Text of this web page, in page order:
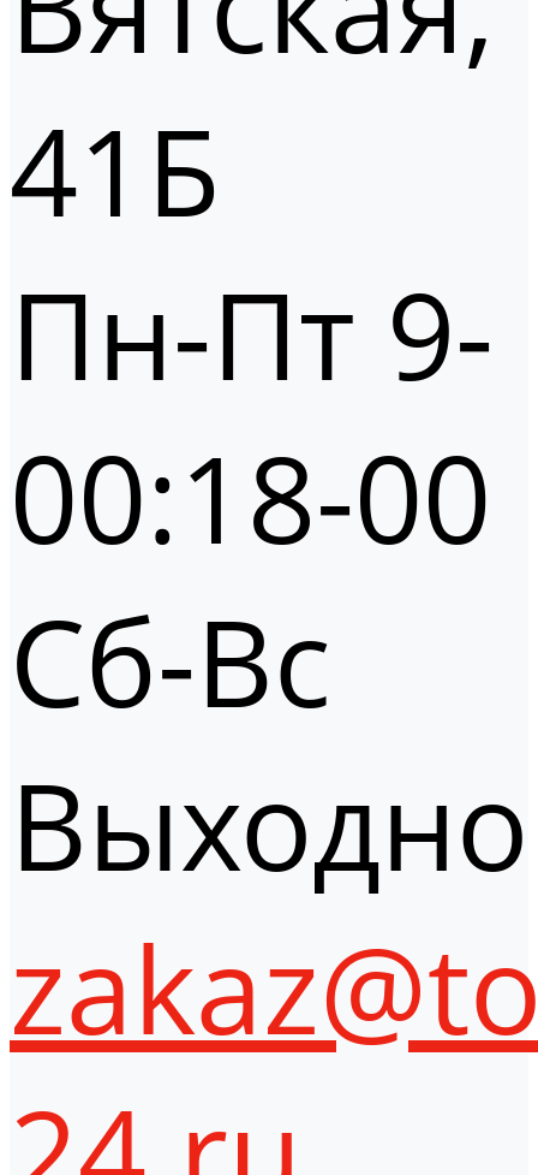
41Б
Пн-Пт 9-
00:18-00
Сб-Вс